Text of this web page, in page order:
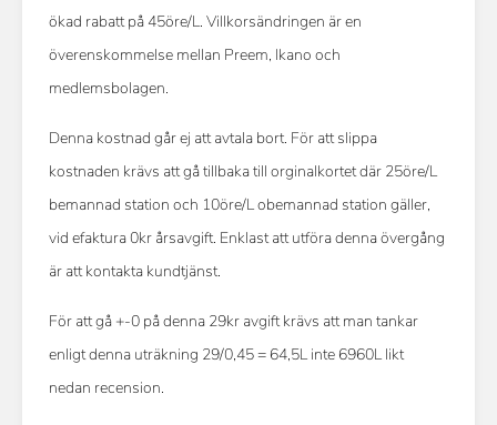
ökad rabatt på 45öre/L. Villkorsändringen är en
överenskommelse mellan Preem, Ikano och
medlemsbolagen.
Denna kostnad går ej att avtala bort. För att slippa
kostnaden krävs att gå tillbaka till orginalkortet där 25öre/L
bemannad station och 10öre/L obemannad station gäller,
vid efaktura 0kr årsavgift. Enklast att utföra denna övergång
är att kontakta kundtjänst.
För att gå +-0 på denna 29kr avgift krävs att man tankar
enligt denna uträkning 29/0,45 = 64,5L inte 6960L likt
nedan recension.